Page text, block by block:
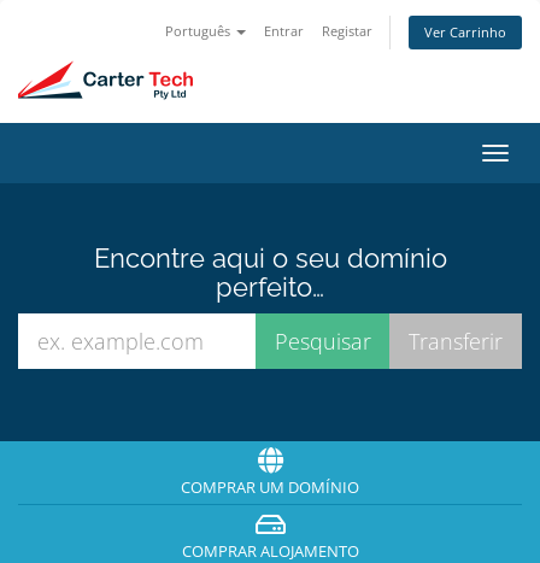
Português Entrar Registar Ver Carrinho
Encontre aqui o seu domínio
perfeito…
COMPRAR UM DOMÍNIO
COMPRAR ALOJAMENTO